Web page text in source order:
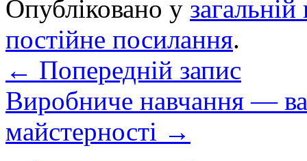
Опубліковано у загальній
постійне посилання.
← Попередній запис
Виробниче навчання —
майстерності →